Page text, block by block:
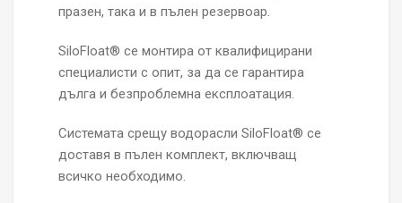
празен, така и в пълен резервоар.
SiloFloat® се монтира от квалифицирани
специалисти с опит, за да се гарантира
дълга и безпроблемна експлоатация.
Системата срещу водорасли SiloFloat® се
доставя в пълен комплект, включващ
всичко необходимо.